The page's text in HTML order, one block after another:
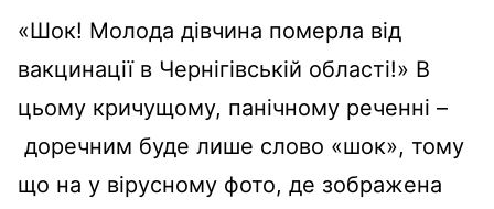
«Шок! Молода дівчина померла від
вакцинації в Чернігівській області!» В
цьому кричущому, панічному реченні –
доречним буде лише слово «шок», тому
що на у вірусному фото, де зображена